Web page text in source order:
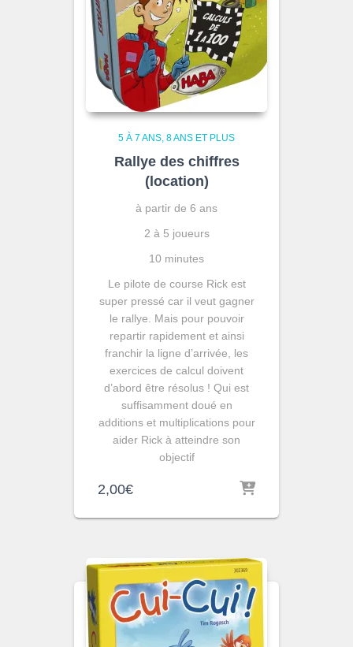
5 À 7 ANS 8 ANS ET PLUS
Rallye des chiffres
(location)
à partir de 6 ans
2 à 5 joueurs
10 minutes
Le pilote de course Rick est
super pressé car il veut gagner
le rallye. Mais pour pouvoir
repartir rapidement et ainsi
franchir la ligne d’arrivée, les
exercices de calcul doivent
d’abord être résolus ! Qui est
suffisamment doué en
additions et multiplications pour
aider Rick à atteindre son
objectif
2,00€